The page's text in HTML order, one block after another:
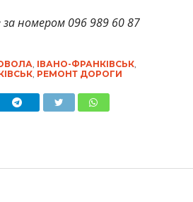
номером 096 989 60 87
ІВАНО-ФРАНКІВСЬК,
, РЕМОНТ ДОРОГИ